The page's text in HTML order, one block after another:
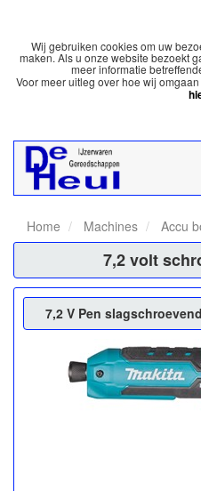
Wij gebruiken cookies om uw
maken. Als u onze website bezoekt
meer informatie
Voor meer uitleg over hoe wij
Home Machines Accu
7,2 volt
7,2 V Pen